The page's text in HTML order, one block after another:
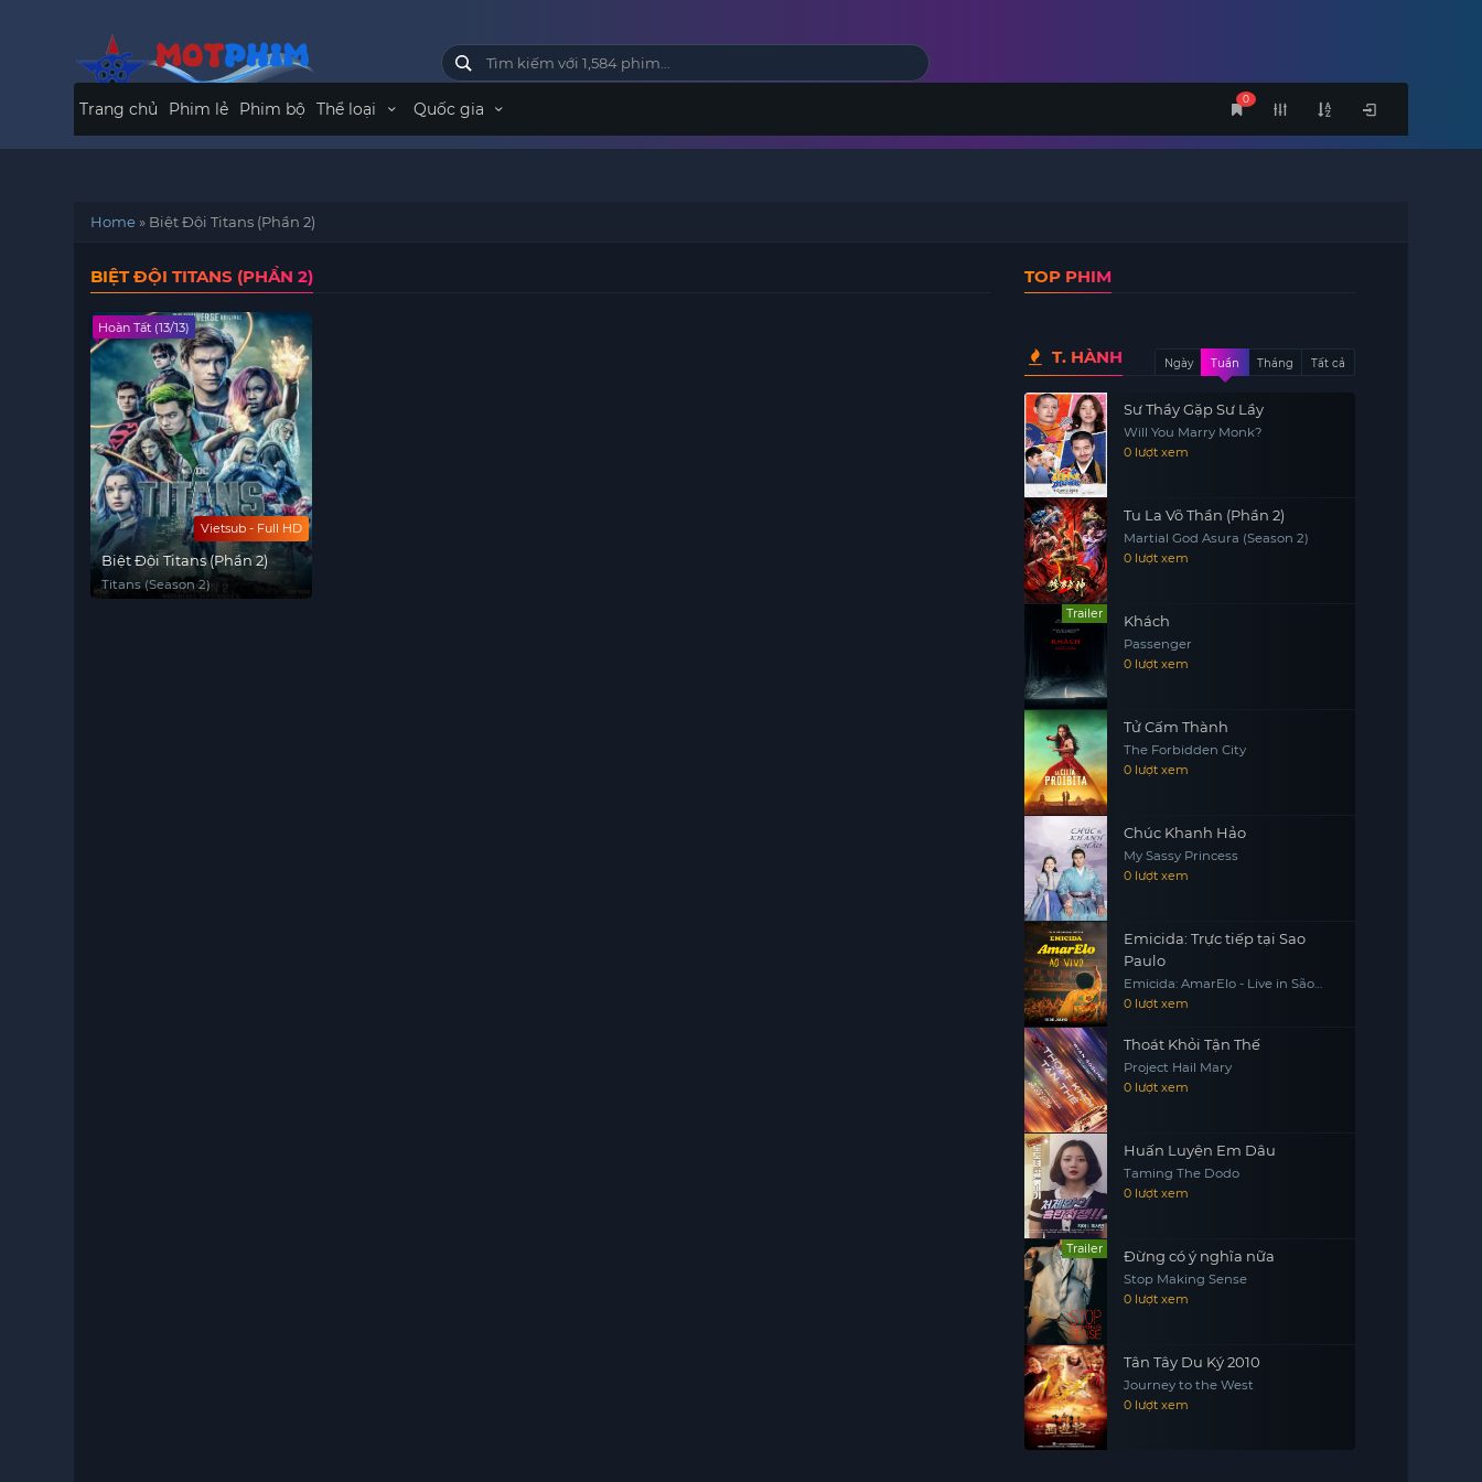
0
Trang chủ Phim lẻ Phim bộ Thể loại Quốc gia
Home» Biệt Đội Titans (Phần 2)
BIỆT ĐỘI TITANS (PHẦN 2)
Vietsub - Full HD
Hoàn Tất (13/13)
Biệt Đội Titans (Phần 2)
Titans (Season 2)
TOP PHIM
T. HÀNH Ngày Tuần Tháng Tất cả
Sư Thầy Gặp Sư Lầy
Will You Marry Monk?
0 lượt xem
Tu La Võ Thần (Phần 2)
Martial God Asura (Season 2)
0 lượt xem
Trailer Khách
Passenger
0 lượt xem
Tử Cấm Thành
The Forbidden City
0 lượt xem
Chúc Khanh Hảo
My Sassy Princess
0 lượt xem
Emicida: Trực tiếp tại Sao
Paulo
Emicida: AmarElo - Live in São
Paulo
0 lượt xem
Thoát Khỏi Tận Thế
Project Hail Mary
0 lượt xem
Huấn Luyện Em Dâu
Taming The Dodo
0 lượt xem
Trailer Đừng có ý nghĩa nữa
Stop Making Sense
0 lượt xem
Tân Tây Du Ký 2010
Journey to the West
0 lượt xem